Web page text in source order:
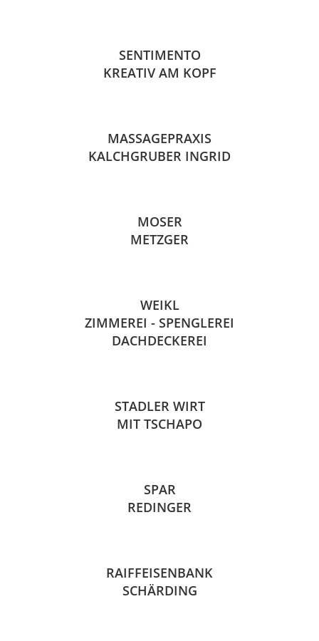
SENTIMENTO
KREATIV AM KOPF
MASSAGEPRAXIS
KALCHGRUBER INGRID
MOSER
METZGER
WEIKL
ZIMMEREI - SPENGLEREI
DACHDECKEREI
STADLER WIRT
MIT TSCHAPO
SPAR
REDINGER
RAIFFEISENBANK
SCHÄRDING